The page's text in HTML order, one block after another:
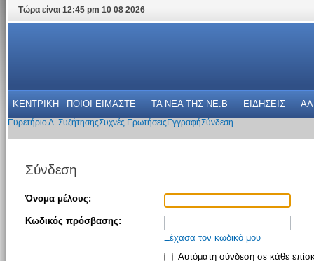
Τώρα είναι 12:45 pm 10 08 2026
ΚΕΝΤΡΙΚΗ ΠΟΙΟΙ ΕΙΜΑΣΤΕ ΤΑ ΝΕΑ THΣ NE.B ΕΙΔΗΣΕΙΣ
Ευρετήριο Δ. ΣυζήτησηςΣυχνές Ερωτήσεις ΕγγραφήΣύνδεση
Σύνδεση
Όνομα μέλους:
Κωδικός πρόσβασης:
Ξέχασα τον κωδικό μου
Αυτόματη σύνδεση σε κάθε